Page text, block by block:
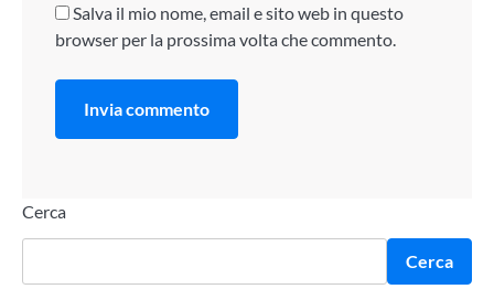
Salva il mio nome, email e sito web in questo
browser per la prossima volta che commento.
Cerca
Cerca